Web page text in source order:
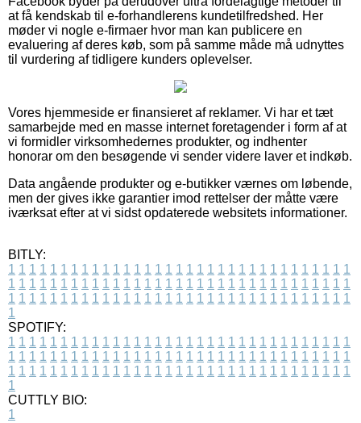
at få kendskab til e-forhandlerens kundetilfredshed. Her
møder vi nogle e-firmaer hvor man kan publicere en
evaluering af deres køb, som på samme måde må udnyttes
til vurdering af tidligere kunders oplevelser.
Vores hjemmeside er finansieret af reklamer. Vi har et tæt
samarbejde med en masse internet foretagender i form af at
vi formidler virksomhedernes produkter, og indhenter
honorar om den besøgende vi sender videre laver et indkøb.
Data angående produkter og e-butikker værnes om løbende,
men der gives ikke garantier imod rettelser der måtte være
iværksat efter at vi sidst opdaterede websitets informationer.
BITLY:
1 1 1 1 1 1 1 1 1 1 1 1 1 1 1 1 1 1 1 1 1 1 1 1 1 1 1 1 1 1 1 1 1
1 1 1 1 1 1 1 1 1 1 1 1 1 1 1 1 1 1 1 1 1 1 1 1 1 1 1 1 1 1 1 1 1
1 1 1 1 1 1 1 1 1 1 1 1 1 1 1 1 1 1 1 1 1 1 1 1 1 1 1 1 1 1 1 1 1
1
SPOTIFY:
1 1 1 1 1 1 1 1 1 1 1 1 1 1 1 1 1 1 1 1 1 1 1 1 1 1 1 1 1 1 1 1 1
1 1 1 1 1 1 1 1 1 1 1 1 1 1 1 1 1 1 1 1 1 1 1 1 1 1 1 1 1 1 1 1 1
1 1 1 1 1 1 1 1 1 1 1 1 1 1 1 1 1 1 1 1 1 1 1 1 1 1 1 1 1 1 1 1 1
1
CUTTLY BIO:
1